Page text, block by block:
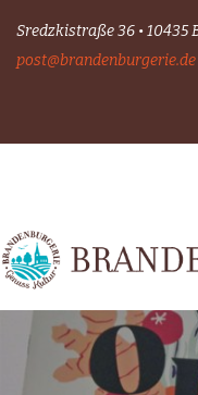
Skip
Sredzkistraße 36 • 10435
post@brandenburgerie.de